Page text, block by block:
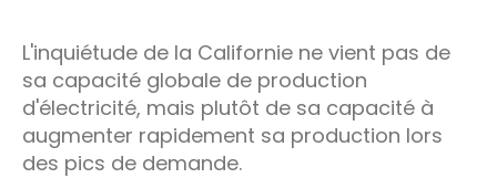
L'inquiétude de la Californie ne vient pas de
sa capacité globale de production
d'électricité, mais plutôt de sa capacité à
augmenter rapidement sa production lors
des pics de demande.